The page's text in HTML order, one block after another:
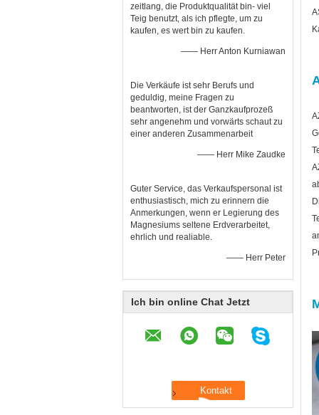
zeitlang, die Produktqualität bin- viel
Teig benutzt, als ich pflegte, um zu
kaufen, es wert bin zu kaufen.
—— Herr Anton Kurniawan
Die Verkäufe ist sehr Berufs und
geduldig, meine Fragen zu
beantworten, ist der Ganzkaufprozeß
sehr angenehm und vorwärts schaut zu
einer anderen Zusammenarbeit
—— Herr Mike Zaudke
Guter Service, das Verkaufspersonal ist
enthusiastisch, mich zu erinnern die
Anmerkungen, wenn er Legierung des
Magnesiums seltene Erdverarbeitet,
ehrlich und realiable.
—— Herr Peter
Ich bin online Chat Jetzt